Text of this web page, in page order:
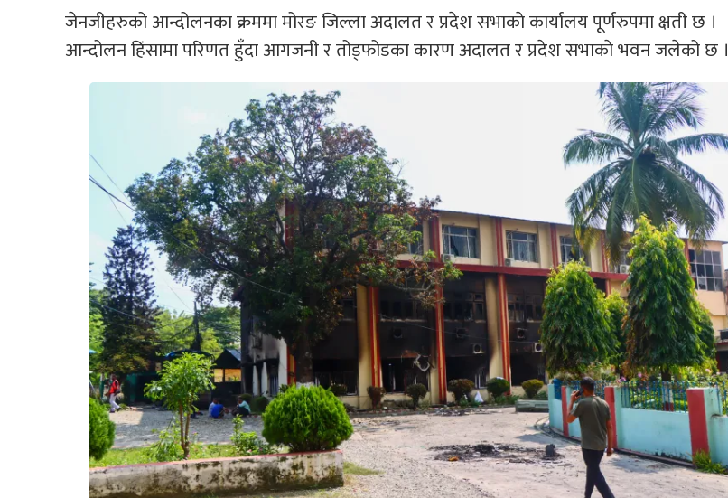
जेनजीहरुको आन्दोलनका क्रममा मोरङ जिल्ला अदालत र प्रदेश सभाकाे कार्यालय पूर्णरुपमा क्षती छ ।
आन्दोलन हिंसामा परिणत हुँदा आगजनी र तोड्फोडका कारण अदालत र प्रदेश सभाकाे भवन जलेको छ ।